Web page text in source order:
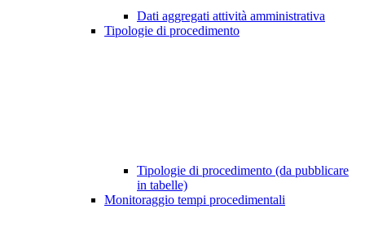
Dati aggregati attività amministrativa
Tipologie di procedimento
Tipologie di procedimento (da pubblicare
in tabelle)
Monitoraggio tempi procedimentali